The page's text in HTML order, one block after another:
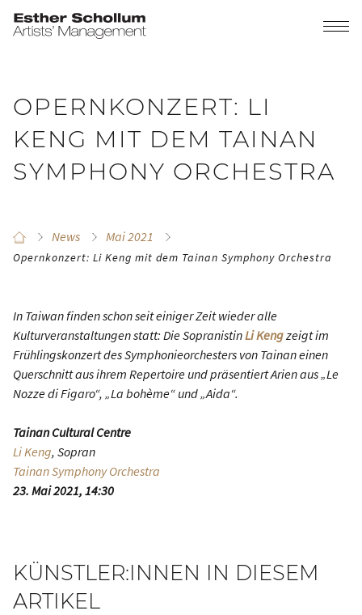
OPERNKONZERT: LI
KENG MIT DEM TAINAN
SYMPHONY ORCHESTRA
News Mai 2021
Opernkonzert: Li Keng mit dem Tainan Symphony Orchestra
In Taiwan finden schon seit einiger Zeit wieder alle
Kulturveranstaltungen statt: Die SopranistinLi Kengzeigt im
Frühlingskonzert des Symphonieorchesters von Tainan einen
Querschnitt aus ihrem Repertoire und präsentiert Arien aus „Le
Nozze di Figaro“, „La bohème“ und „Aida“.
Tainan Cultural Centre
Li Keng, Sopran
Tainan Symphony Orchestra
23. Mai 2021, 14:30
KÜNSTLER:INNEN IN DIESEM
ARTIKEL